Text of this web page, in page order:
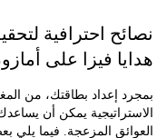
احترافية لتحقيق
فيزا على أمازون
إعداد بطاقتك، من المغري أن
يمكن أن يساعدك على
المزعجة. فيما يلي بعض